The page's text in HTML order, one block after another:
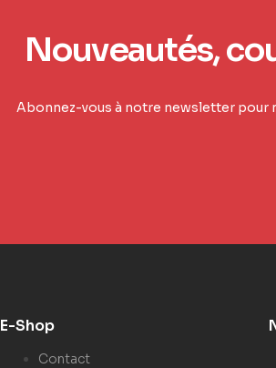
Nouveautés,
Abonnez-vous à notre newsletter pour
E-Shop
Contact